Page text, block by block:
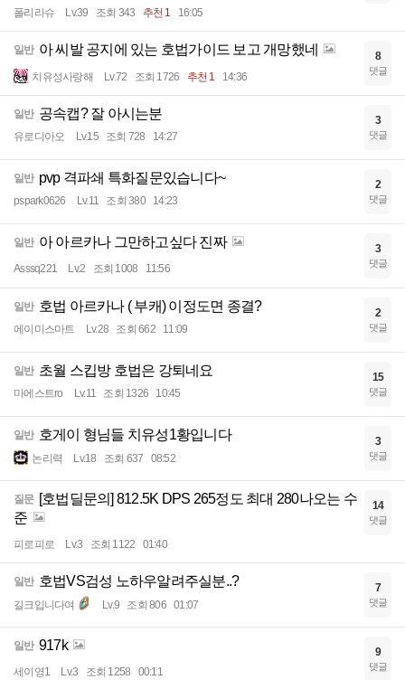
폴리라슈 Lv.39 조회 343 추천 1 16:05
일반 아 씨발 공지에 있는 호법가이드 보고 개망했네
치유성사랑해 Lv.72 조회 1726 추천 1 14:36
8
댓글
일반 공속캡? 잘 아시는분
유로디아오 Lv.15 조회 728 14:27
3
댓글
일반 pvp 격파쇄 특화질문있습니다~
pspark0626 Lv.11 조회 380 14:23
2
댓글
일반 아 아르카나 그만하고싶다 진짜
Asssq221 Lv.2 조회 1008 11:56
3
댓글
일반 호법 아르카나 ( 부캐) 이정도면 종결?
에이미스마트 Lv.28 조회 662 11:09
2
댓글
일반 초월 스킵방 호법은 강퇴네요
마에스트ro Lv.11 조회 1326 10:45
15
댓글
일반 호게이 형님들 치유성1황입니다
논리력 Lv.18 조회 637 08:52
3
댓글
질문 [호법딜문의] 812.5K DPS 265정도 최대 280나오는 수
준
피로피로 Lv.3 조회 1122 01:40
14
댓글
일반 호법VS검성 노하우알려주실분..?
길크입니다여 Lv.9 조회 806 01:07
7
댓글
일반 917k
세이영1 Lv.3 조회 1258 00:11
9
댓글